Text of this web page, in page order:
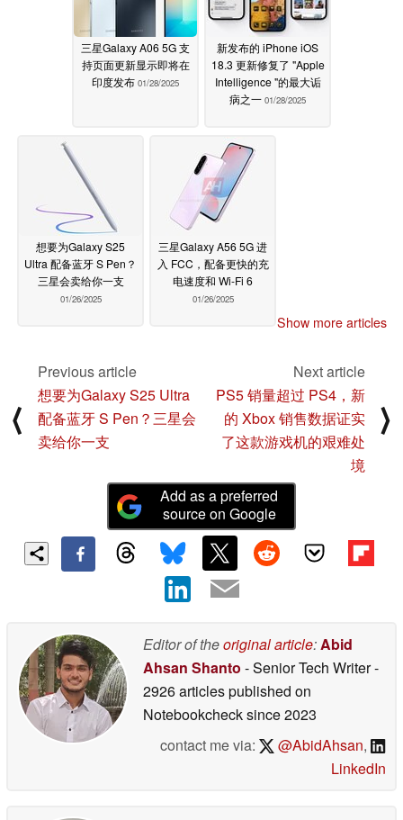
三星Galaxy A06 5G 支
持页面更新显示即将在
印度发布 01/28/2025
新发布的 iPhone iOS
18.3 更新修复了 "Apple
Intelligence "的最大诟
病之一 01/28/2025
想要为Galaxy S25
Ultra 配备蓝牙 S Pen？
三星会卖给你一支
01/26/2025
三星Galaxy A56 5G 进
入 FCC，配备更快的充
电速度和 Wi-Fi 6
01/26/2025
Show more articles
⟨
Previous article
想要为Galaxy S25 Ultra
配备蓝牙 S Pen？三星会
卖给你一支
Next article
PS5 销量超过 PS4，新
的 Xbox 销售数据证实
了这款游戏机的艰难处
境
⟩
Add as a preferred
source on Google
Editor of theoriginal article: Abid
Ahsan Shanto - Senior Tech Writer-
2926 articles published on
Notebookchecksince 2023
contact me via:
@AbidAhsan,
LinkedIn